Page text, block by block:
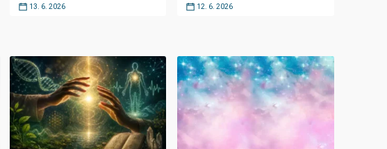
13. 6. 2026 12. 6. 2026